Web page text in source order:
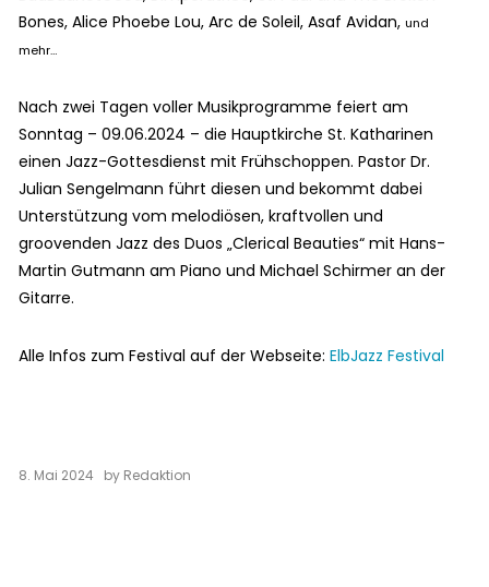
Bones, Alice Phoebe Lou, Arc de Soleil, Asaf Avidan, und
mehr…
Nach zwei Tagen voller Musikprogramme feiert am
Sonntag – 09.06.2024 – die Hauptkirche St. Katharinen
einen Jazz-Gottesdienst mit Frühschoppen. Pastor Dr.
Julian Sengelmann führt diesen und bekommt dabei
Unterstützung vom melodiösen, kraftvollen und
groovenden Jazz des Duos „Clerical Beauties“ mit Hans-
Martin Gutmann am Piano und Michael Schirmer an der
Gitarre.
Alle Infos zum Festival auf der Webseite: ElbJazz Festival
8. Mai 2024 by Redaktion